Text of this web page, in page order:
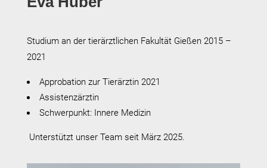
Studium an der tierärztlichen Fakultät Gießen 2015 –
2021
Approbation zur Tierärztin 2021
Assistenzärztin
Schwerpunkt: Innere Medizin
Unterstützt unser Team seit März 2025.